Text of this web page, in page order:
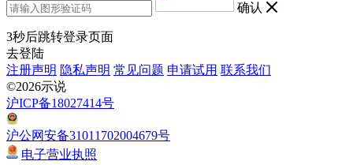
确认
3秒后跳转登录页面
去登陆
注册声明 隐私声明 常见问题 申请试用 联系我们
©2026示说
沪ICP备18027414号
沪公网安备31011702004679号
电子营业执照